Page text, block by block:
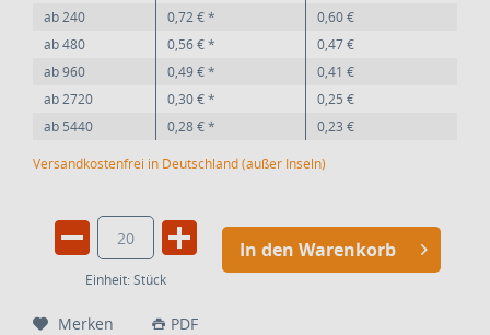
ab240 0,72 € *
0,60 €
ab480 0,56 € *
0,47 €
ab960 0,49 € *
0,41 €
ab2720 0,30 € *
0,25 €
ab 5440 0,28 € *
0,23 €
Versandkostenfrei in Deutschland (außer Inseln)
Einheit: Stück
In den Warenkorb
Merken PDF